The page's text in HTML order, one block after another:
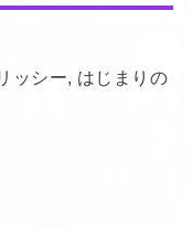
ッシー, はじまりの